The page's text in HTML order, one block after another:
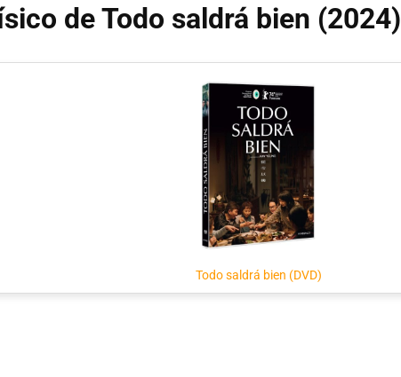
de Todo saldrá bien (2024)
Todo saldrá bien (DVD)